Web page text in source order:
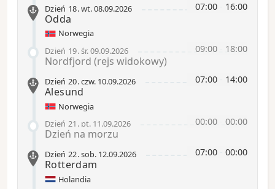
07:00 16:00
Dzień 18.wt.08.09.2026
Odda
Norwegia
09:00 18:00
Dzień 19.śr.09.09.2026
Nordfjord (rejs widokowy)
07:00 14:00
Dzień 20.czw.10.09.2026
Alesund
Norwegia
00:00 00:00
Dzień 21 . pt.11.09.2026
Dzień na morzu
07:00 00:00
Dzień 22.sob.12.09.2026
Rotterdam
Holandia